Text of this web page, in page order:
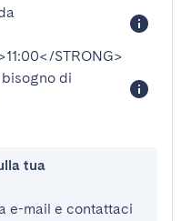
STRONG>
di
tua
e-mail e contattaci